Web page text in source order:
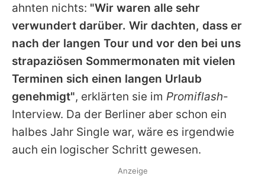
ahnten nichts: "Wir waren alle sehr
verwundert darüber. Wir dachten, dass er
nach der langen Tour und vor den bei uns
strapaziösen Sommermonaten mit vielen
Terminen sich einen langen Urlaub
genehmigt", erklärten sie im Promiflash-
Interview. Da der Berliner aber schon ein
halbes Jahr Single war, wäre es irgendwie
auch ein logischer Schritt gewesen.
Anzeige